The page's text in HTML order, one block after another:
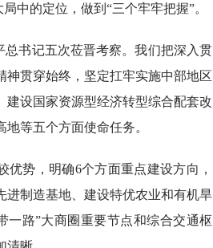
中的定位，做到“三个牢牢把握”。
书记五次莅晋考察。我们把深入贯
贯穿始终，坚定扛牢实施中部地区
建设国家资源型经济转型综合配套改
等五个方面使命任务。
势，明确6个方面重点建设方向，
进制造基地、建设特优农业和有机旱
一路”大商圈重要节点和综合交通枢